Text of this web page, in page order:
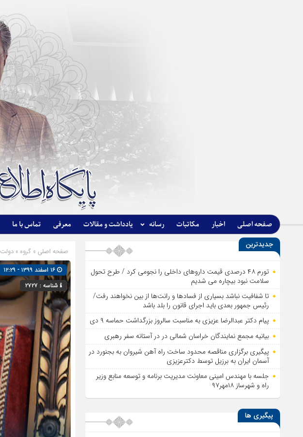
صفحه اصلی اخبار مکاتبات رسانه یادداشت و مقالات معرفی تماس با ما
صفحه اصلی » گروه » دولت
شناسه : ۲۷۲۷
جدیدترین
تورم ۴۸ درصدی قیمت داروهای داخلی را نجومی کرد / طرح تحول
سلامت نبود بیچاره می شدیم
تا شفافیت نباشد بسیاری از فساد‌ها و رانت‌ها از بین نخواهند رفت/
رئیس جمهور بعدی باید اجرای قانون را بلد باشد
پیام دکتر عبدالرضا عزیزی به مناسبت سالروز بزرگداشت حماسه ۹ دی
بیانیه مجمع نمایندگان خراسان شمالی در در آستانه سفر رهبری
پیگیری برگزاری مناقصه محدود ساخت راه آهن شیروان به بجنورد در
آسمان ایران به برزیل توسط دکترعزیزی
جلسه با مهندس امینی معاونت مدیریت برنامه و توسعه منابع وزیر
راه و شهرساز ۱۸مهر۹۷
پیگیری ها